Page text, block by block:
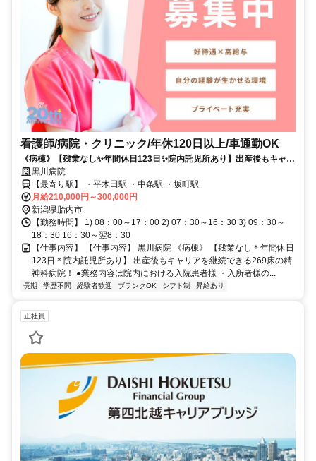
看護師/病院・クリニック/年休120日以上/車通勤OK
《病棟》【残業なし✨年間休日123日✨院内託児所あり】出産後もキャリ
アを継続できる269床の精神科病院❗️
黒川病院
【最寄り駅】 ・平木田駅 ・中条駅 ・坂町駅
月給210,000円～300,000円
新潟県胎内市
【勤務時間】 1) 08：00～17：00 2) 07：30～16：30 3) 09：30～
18：30 16：30～翌8：30
【仕事内容】 【仕事内容】 黒川病院 《病棟》 【残業なし＊年間休日
123日＊院内託児所あり】 出産後もキャリアを継続できる269床の精
神科病院！ ●業務内容は院内における入院患者様 ・入所者様の...
長期 学歴不問 経験者歓迎 ブランクOK シフト制 昇給あり
正社員